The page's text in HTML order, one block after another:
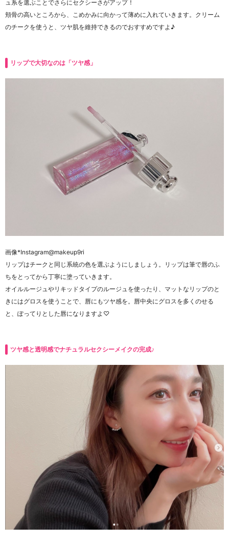
ュ系を選ぶことでさらにセクシーさがアップ！
頬骨の高いところから、こめかみに向かって薄めに入れていきます。クリーム
のチークを使うと、ツヤ肌を維持できるのでおすすめですよ♪
リップで大切なのは「ツヤ感」
画像*Instagram@makeup9ri
リップはチークと同じ系統の色を選ぶようにしましょう。リップは筆で唇のふ
ちをとってから丁寧に塗っていきます。
オイルルージュやリキッドタイプのルージュを使ったり、マットなリップのと
きにはグロスを使うことで、唇にもツヤ感を。唇中央にグロスを多くのせる
と、ぽってりとした唇になりますよ♡
ツヤ感と透明感でナチュラルセクシーメイクの完成♪